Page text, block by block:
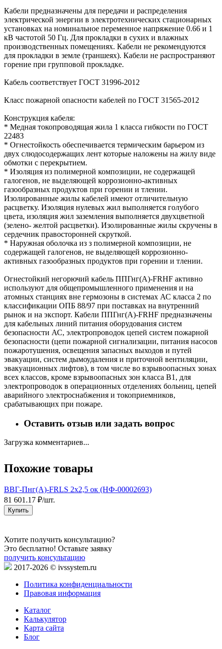
Кабели предназначены для передачи и распределения
электрической энергии в электротехнических стационарных
установках на номинальное переменное напряжение 0.66 и 1
кВ частотой 50 Гц. Для прокладки в сухих и влажных
производственных помещениях. Кабели не рекомендуются
для прокладки в земле (траншеях). Кабели не распространяют
горение при групповой прокладке.
Кабель соответствует ГОСТ 31996-2012
Класс пожарной опасности кабелей по ГОСТ 31565-2012
Конструкция кабеля:
* Медная токопроводящая жила 1 класса гибкости по ГОСТ
22483
* Огнестойкость обеспечивается термическим барьером из
двух слюдосодержащих лент которые наложены на жилу виде
обмотки с перекрытием.
* Изоляция из полимерной композиции, не содержащей
галогенов, не выделяющей коррозионно-активных
газообразных продуктов при горении и тлении.
Изолированные жилы кабелей имеют отличительную
расцветку. Изоляция нулевых жил выполняется голубого
цвета, изоляция жил заземления выполняется двухцветной
(зелено- желтой расцветки). Изолированные жилы скручены в
сердечник правосторонней скруткой.
* Наружная оболочка из з полимерной композиции, не
содержащей галогенов, не выделяющей коррозионно-
активных газообразных продуктов при горении и тлении.
Огнестойкий негорючий кабель ППГнг(А)-FRHF активно
используют для общепромышленного применения и на
атомных станциях вне гермозоны в системах АС класса 2 по
классификации ОПБ 88/97 при поставках на внутренний
рынок и на экспорт. Кабели ППГнг(А)-FRHF предназначены
для кабельных линий питания оборудования систем
безопасности АС, электропроводок цепей систем пожарной
безопасности (цепи пожарной сигнализации, питания насосов
пожаротушения, освещения запасных выходов и путей
эвакуации, систем дымоудаления и приточной вентиляции,
эвакуационных лифтов), в том числе во взрывоопасных зонах
всех классов, кроме взрывоопасных зон класса В1, для
электропроводок в операционных отделениях больниц, цепей
аварийного электроснабжения и токоприемников,
срабатывающих при пожаре.
Оставить отзыв или задать вопрос
Загрузка комментариев...
Похожие товары
ВВГ-Пнг(А)-FRLS 2х2,5 ок (НФ-00002693)
81 601.17 ₽/шт.
Купить
Хотите получить консультацию?
Это бесплатно! Оставьте заявку
получить консультацию
2017-2026 © ivssystem.ru
Политика конфиденциальности
Правовая информация
Каталог
Калькулятор
Карта сайта
Блог